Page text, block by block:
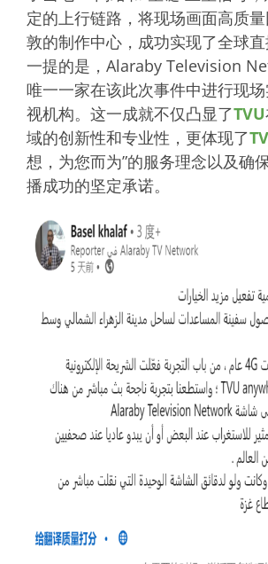
定的上行链路，将现场画面高质
敦的制作中心，成功实现了全球
一提的是，Alaraby Television
唯一一家在该此次事件中进行现
视机构。这一成就不仅凸显了TVU
域的创新性和专业性，更体现了
想，为您而为”的服务理念以及确
播成功的坚定承诺。